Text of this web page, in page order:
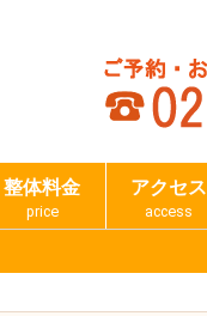
整体料金
price
アクセス
access